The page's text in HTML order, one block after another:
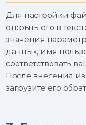
Для настройки
открыть его в
значения
данных, имя
соответствовать
После внесения
загрузите его